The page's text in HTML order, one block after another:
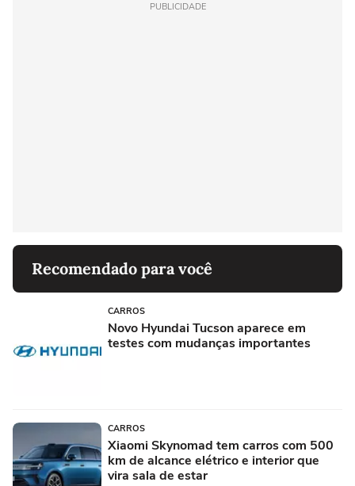
PUBLICIDADE
Recomendado para você
CARROS
Novo Hyundai Tucson aparece em
testes com mudanças importantes
CARROS
Xiaomi Skynomad tem carros com 500
km de alcance elétrico e interior que
vira sala de estar